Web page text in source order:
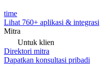
time
Lihat 760+ aplikasi & integrasi
Mitra
Untuk klien
Direktori mitra
Dapatkan konsultasi pribadi